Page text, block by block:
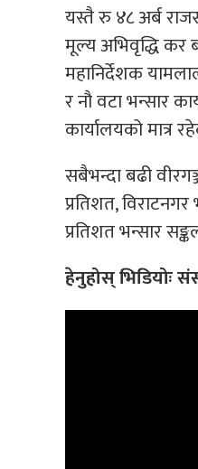
यस्तै रु ४८ अर्ब
मूल्य अभिवृद्धि कर
महानिर्देशक
र नौ वटा भन्सार
कार्यालयको मात्र
सबैभन्दा बढी
प्रतिशत,
प्रतिशत भन्सार
हेनुहोस् भिडियोः